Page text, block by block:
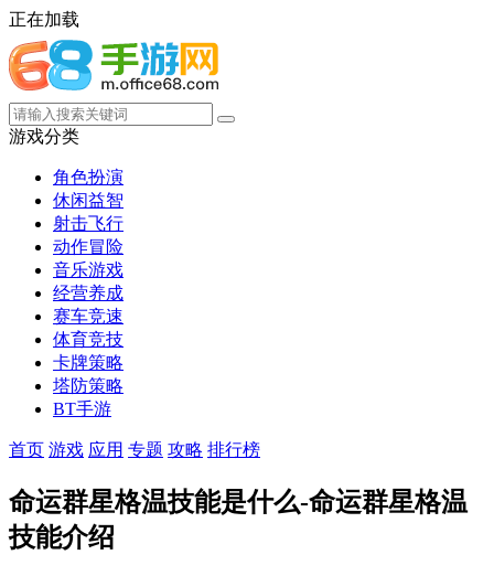
正在加载
游戏分类
角色扮演
休闲益智
射击飞行
动作冒险
音乐游戏
经营养成
赛车竞速
体育竞技
卡牌策略
塔防策略
BT手游
首页 游戏 应用 专题 攻略 排行榜
命运群星格温技能是什么-命运群星格温
技能介绍